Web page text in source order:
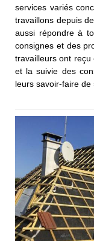
services variés
travaillons depuis
aussi répondre à
consignes et des
travailleurs ont reçu
et la suivie des
leurs savoir-faire de